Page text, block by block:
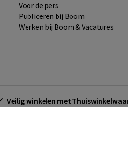
Voor de pers
Publiceren bij Boom
Werken bij Boom & Vacatures
Veilig winkelen met